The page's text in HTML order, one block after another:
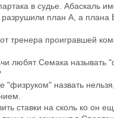
в судье. Абаскаль
план А, а плана
тренера проигравшей
любят Семака называть
"физруком" назвать
ставки на сколь ко он